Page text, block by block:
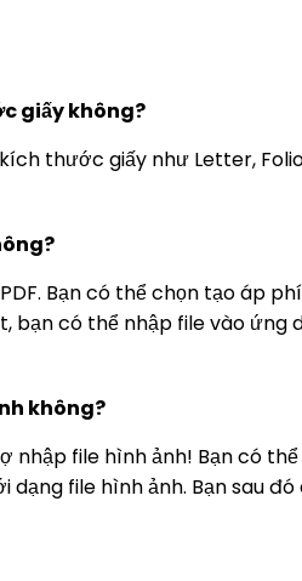
giấy không?
thước giấy như Letter,
Bạn có thể chọn tạo áp
bạn có thể nhập file vào ứng
không?
nhập file hình ảnh! Bạn có
dạng file hình ảnh. Bạn sau